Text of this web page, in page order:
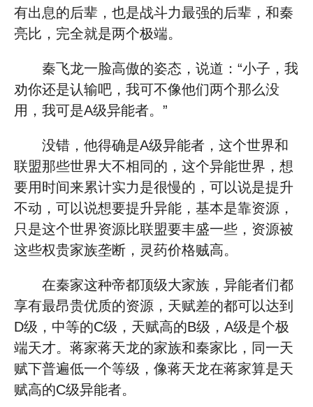
有出息的后辈，也是战斗力最强的后辈，和秦
亮比，完全就是两个极端。
秦飞龙一脸高傲的姿态，说道：“小子，我
劝你还是认输吧，我可不像他们两个那么没
用，我可是A级异能者。”
没错，他得确是A级异能者，这个世界和
联盟那些世界大不相同的，这个异能世界，想
要用时间来累计实力是很慢的，可以说是提升
不动，可以说想要提升异能，基本是靠资源，
只是这个世界资源比联盟要丰盛一些，资源被
这些权贵家族垄断，灵药价格贼高。
在秦家这种帝都顶级大家族，异能者们都
享有最昂贵优质的资源，天赋差的都可以达到
D级，中等的C级，天赋高的B级，A级是个极
端天才。蒋家蒋天龙的家族和秦家比，同一天
赋下普遍低一个等级，像蒋天龙在蒋家算是天
赋高的C级异能者。